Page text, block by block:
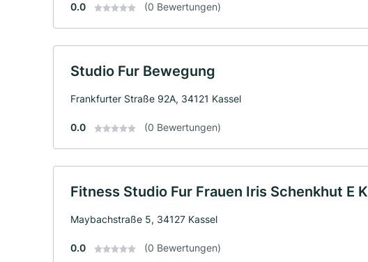
0.0 (0 Bewertungen)
Studio Fur Bewegung
Frankfurter Straße 92A, 34121 Kassel
0.0 (0 Bewertungen)
Fitness Studio Fur Frauen Iris Schenkhut E K
Maybachstraße 5, 34127 Kassel
0.0 (0 Bewertungen)